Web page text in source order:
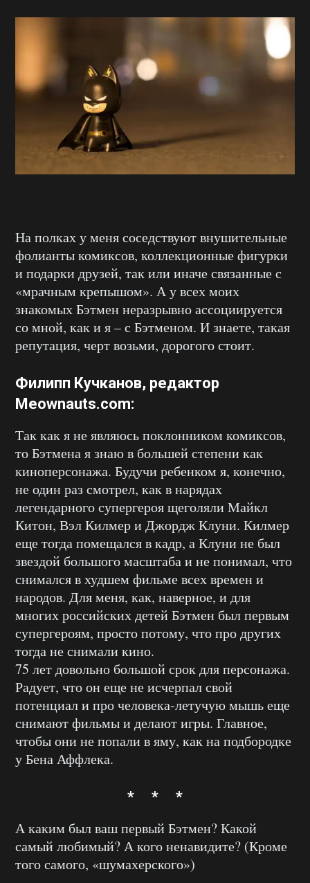
На полках у меня соседствуют внушительные
фолианты комиксов, коллекционные фигурки
и подарки друзей, так или иначе связанные с
«мрачным крепышом». А у всех моих
знакомых Бэтмен неразрывно ассоциируется
со мной, как и я – с Бэтменом. И знаете, такая
репутация, черт возьми, дорогого стоит.
Филипп Кучканов, редактор
Meownauts.com:
Так как я не являюсь поклонником комиксов,
то Бэтмена я знаю в большей степени как
киноперсонажа. Будучи ребенком я, конечно,
не один раз смотрел, как в нарядах
легендарного супергероя щеголяли Майкл
Китон, Вэл Килмер и Джордж Клуни. Килмер
еще тогда помещался в кадр, а Клуни не был
звездой большого масштаба и не понимал, что
снимался в худшем фильме всех времен и
народов. Для меня, как, наверное, и для
многих российских детей Бэтмен был первым
супергероям, просто потому, что про других
тогда не снимали кино.
75 лет довольно большой срок для персонажа.
Радует, что он еще не исчерпал свой
потенциал и про человека-летучую мышь еще
снимают фильмы и делают игры. Главное,
чтобы они не попали в яму, как на подбородке
у Бена Аффлека.
* * *
А каким был ваш первый Бэтмен? Какой
самый любимый? А кого ненавидите? (Кроме
того самого, «шумахерского»)